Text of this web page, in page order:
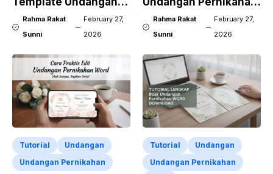
Pernikahan CDR X7
Rahma Rakat
Sunni
February 27,
2026
CorelDraw X7
Rahma Rakat
Sunni
February 27,
2026
Tutorial
Undangan
Undangan Pernikahan
Tutorial
Undangan
Undangan Pernikahan